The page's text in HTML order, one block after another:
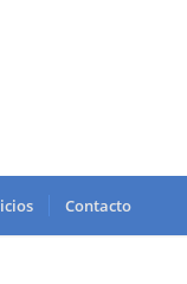
Contacto